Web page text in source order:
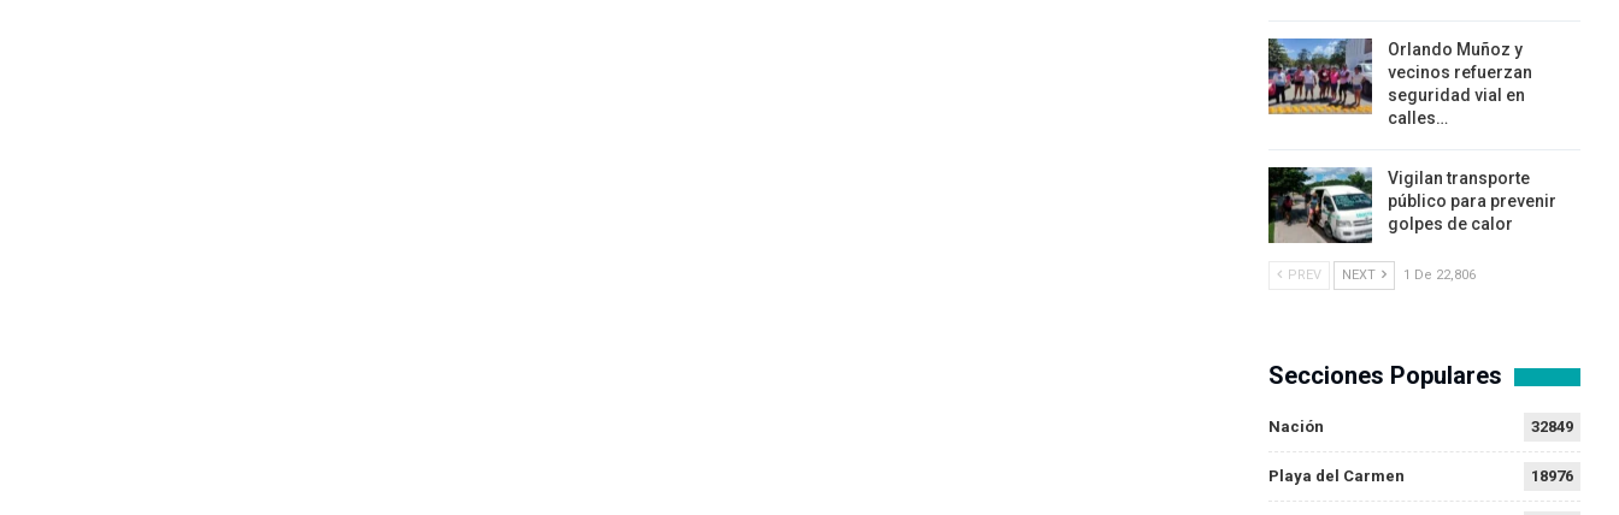
Orlando Muñoz y
vecinos refuerzan
seguridad vial en
calles…
Vigilan transporte
público para prevenir
golpes de calor
PREV NEXT 1 De 22,806
Secciones Populares
Nación 32849
Playa del Carmen 18976